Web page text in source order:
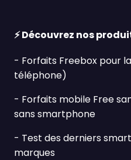
⚡ Découvrez nos
- Forfaits Freebox pour
téléphone)
- Forfaits mobile Free
sans smartphone
- Test des derniers
marques